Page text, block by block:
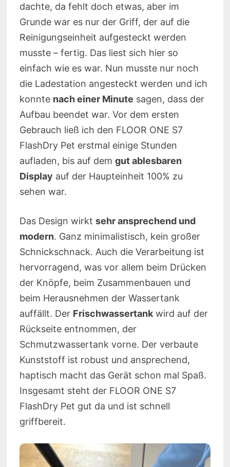
dachte, da fehlt doch etwas, aber im
Grunde war es nur der Griff, der auf die
Reinigungseinheit aufgesteckt werden
musste – fertig. Das liest sich hier so
einfach wie es war. Nun musste nur noch
die Ladestation angesteckt werden und ich
konnte nach einer Minute sagen, dass der
Aufbau beendet war. Vor dem ersten
Gebrauch ließ ich den FLOOR ONE S7
FlashDry Pet erstmal einige Stunden
aufladen, bis auf dem gut ablesbaren
Display auf der Haupteinheit 100% zu
sehen war.
Das Design wirkt sehr ansprechend und
modern. Ganz minimalistisch, kein großer
Schnickschnack. Auch die Verarbeitung ist
hervorragend, was vor allem beim Drücken
der Knöpfe, beim Zusammenbauen und
beim Herausnehmen der Wassertank
auffällt. Der Frischwassertankwird auf der
Rückseite entnommen, der
Schmutzwassertank vorne. Der verbaute
Kunststoff ist robust und ansprechend,
haptisch macht das Gerät schon mal Spaß.
Insgesamt steht der FLOOR ONE S7
FlashDry Pet gut da und ist schnell
griffbereit.